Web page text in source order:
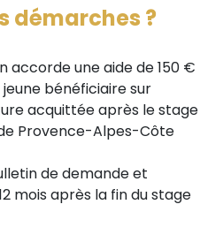
démarches ?
accorde une aide de 150 €
bénéficiaire sur
acquittée après le stage
Provence-Alpes-Côte
de demande et
mois après la fin du stage